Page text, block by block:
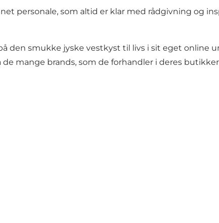
personale, som altid er klar med rådgivning og
den smukke jyske vestkyst til livs i sit eget online
mange brands, som de forhandler i deres